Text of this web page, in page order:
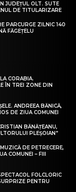
JUDEȚUL OLT. SUTE
DE TITULARIZARE
PARCURGE ZILNIC 140
FĂGEȚELU
CORABIA.
ÎN TREI ZONE DIN
ANDREEA BĂNICĂ,
DE ZIUA COMUNEI
BĂNĂȚEANU,
PLEȘOIAN”
DE PETRECERE,
COMUNEI – FIII
FOLCLORIC
PENTRU